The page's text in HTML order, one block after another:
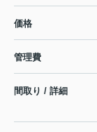
価格
管理費
間取り / 詳細